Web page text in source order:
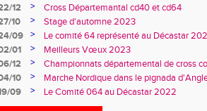
12
>
Cross Départemantal cd40 et cd64
10
>
Stage d'automne 2023
09
>
Le comité 64 représenté au Décastar
01
>
Meilleurs Vœux 2023
12
>
Championnats départemental de cross
10
>
Marche Nordique dans le pignada
09
> Le Comité 064 au Décastar 2022